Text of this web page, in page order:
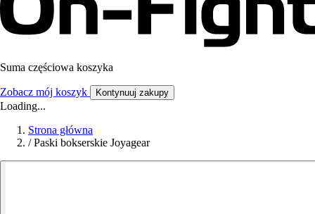
Suma częściowa koszyka
Zobacz mój koszyk Kontynuuj zakupy
Loading...
Strona główna
/ Paski bokserskie Joyagear